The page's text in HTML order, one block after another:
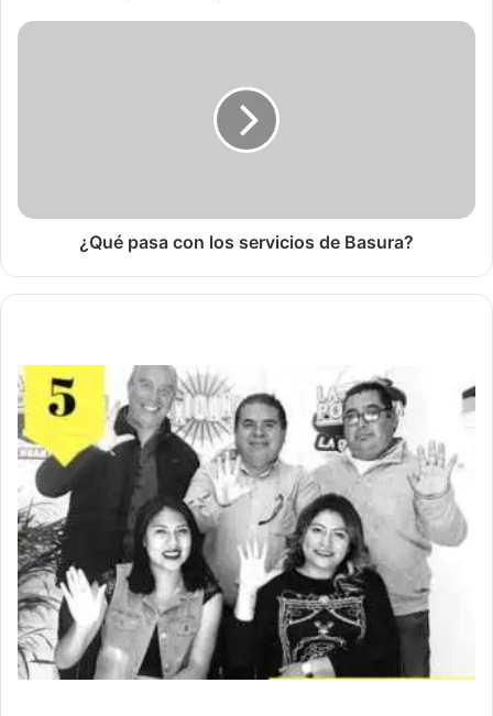
¿Qué pasa con los servicios de Basura?